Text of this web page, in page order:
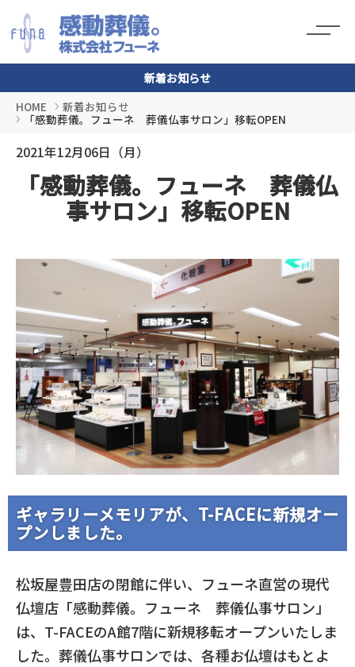
新着お知らせ
HOME
新着お知らせ
「感動葬儀。フューネ 葬儀仏事サロン」移転OPEN
2021年12月06日（月）
「感動葬儀。フューネ 葬儀仏
事サロン」移転OPEN
ギャラリーメモリアが、T-FACEに新規オー
プンしました。
松坂屋豊田店の閉館に伴い、フューネ直営の現代
仏壇店「感動葬儀。フューネ 葬儀仏事サロン」
は、T-FACEのA館7階に新規移転オープンいたしま
した。葬儀仏事サロンでは、各種お仏壇はもとよ